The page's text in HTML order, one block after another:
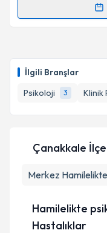
İlgili Branşlar
Psikoloji
3 Klinik
bilgilendireceğiz.
E-posta
Kişisel
kapsamda
Çanakkale
Merkez
Hamilelikte
Hastalıklar